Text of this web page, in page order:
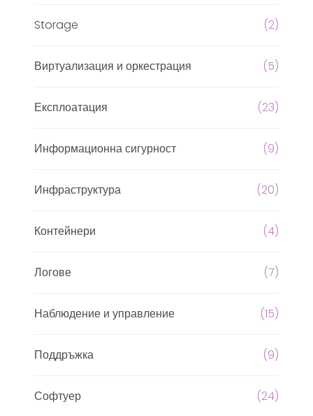
Storage (2)
Виртуализация и оркестрация (5)
Експлоатация (23)
Информационна сигурност (9)
Инфраструктура (20)
Контейнери (4)
Логове (7)
Наблюдение и управление (15)
Поддръжка (9)
Софтуер (24)